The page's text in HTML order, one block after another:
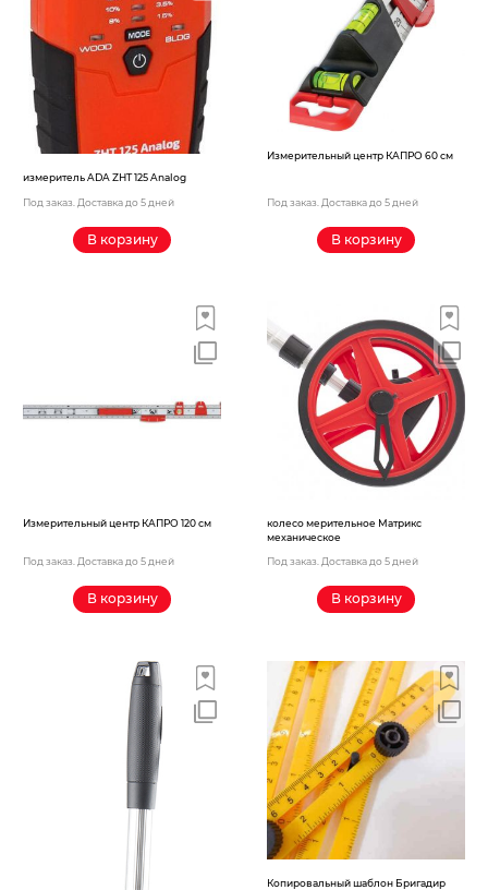
измеритель ADA ZHT 125 Analog
Под заказ. Доставка до 5 дней
В корзину
Измерительный центр КАПРО 60 см
Под заказ. Доставка до 5 дней
В корзину
Измерительный центр КАПРО 120 см
Под заказ. Доставка до 5 дней
В корзину
колесо мерительное Матрикс
механическое
Под заказ. Доставка до 5 дней
В корзину
Копировальный шаблон Бригадир